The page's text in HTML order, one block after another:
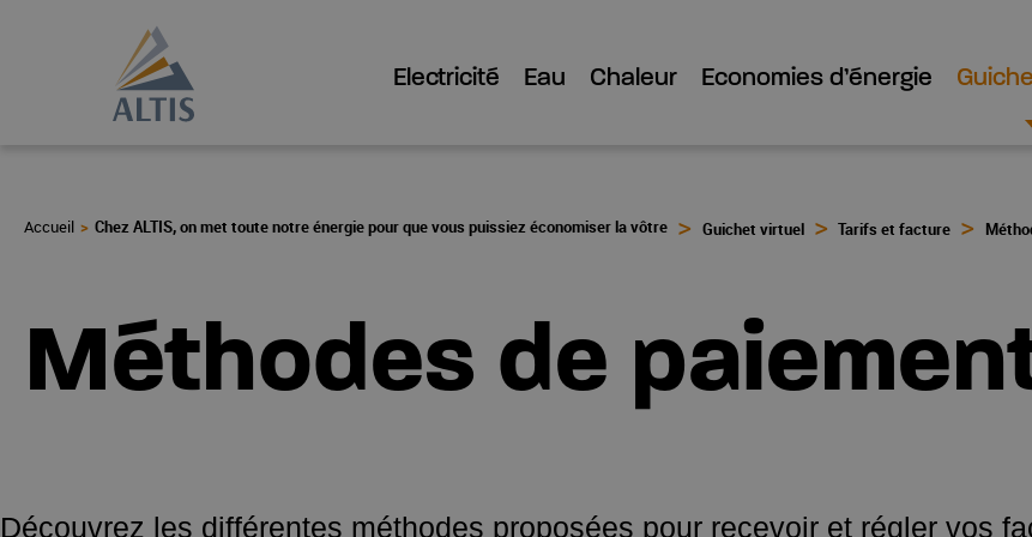
Electricité Eau Chaleur Economies d’énergie
Chez ALTIS, on met toute notre énergie pour que vous puissiez économiser la vôtre Guichet virtuel Tarifs et facture
Méthodes de
Découvrez les différentes méthodes proposées pour recevoir et régler vos